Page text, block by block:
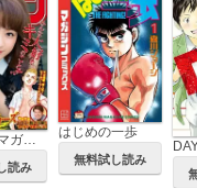
週刊少年マガジン
読み
はじめの一歩
無料試し読み